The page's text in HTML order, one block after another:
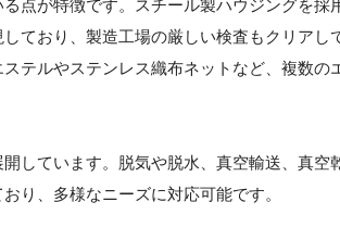
点が特徴です。スチール製ハウジングを採
ており、製造工場の厳しい検査もクリアし
テルやステンレス織布ネットなど、複数の
しています。脱気や脱水、真空輸送、真空
り、多様なニーズに対応可能です。